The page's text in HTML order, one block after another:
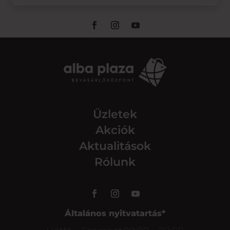
Üzletek
Akciók
Aktualitások
Rólunk
Általános nyitvatartás*